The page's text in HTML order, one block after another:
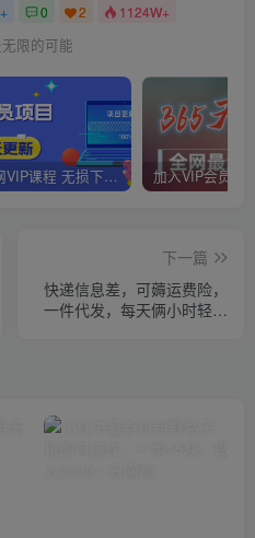
0 2 1124W+
限的可能
全网VIP课程 无损下载~
下一篇
快递信息差，可薅运费险，
一件代发，每天俩小时轻松